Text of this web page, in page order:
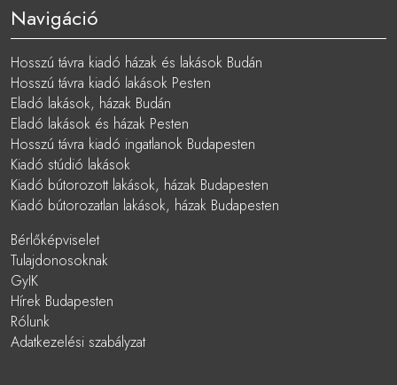
Navigáció
Hosszú távra kiadó házak és lakások Budán
Hosszú távra kiadó lakások Pesten
Eladó lakások, házak Budán
Eladó lakások és házak Pesten
Hosszú távra kiadó ingatlanok Budapesten
Kiadó stúdió lakások
Kiadó bútorozott lakások, házak Budapesten
Kiadó bútorozatlan lakások, házak Budapesten
Bérlőképviselet
Tulajdonosoknak
GyIK
Hírek Budapesten
Rólunk
Adatkezelési szabályzat